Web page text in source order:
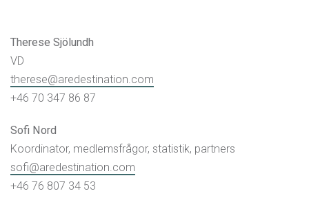
Therese Sjölundh
VD
therese@aredestination.com
+46 70 347 86 87
Sofi Nord
Koordinator, medlemsfrågor, statistik, partners
sofi@aredestination.com
+46 76 807 34 53